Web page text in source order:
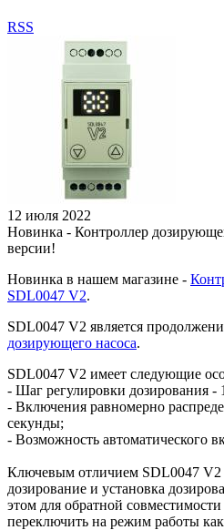
RSS
12 июля 2022
Новинка - Контроллер
версии!
Новинка в нашем магазине -
SDL0047 V2.
SDL0047 V2 является
дозирующего насоса.
SDL0047 V2 имеет следующие
- Шаг регулировки дозирования -
- Включения равномерно
секунды;
- Возможность автоматического
Ключевым отличием SDL0047 V2
дозирование и установка
этом для обратной
переключить на режим работы